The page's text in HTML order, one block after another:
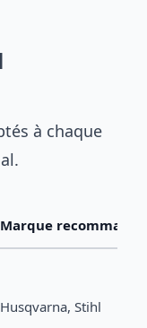
à chaque
Marque recommandée
Husqvarna, Stihl